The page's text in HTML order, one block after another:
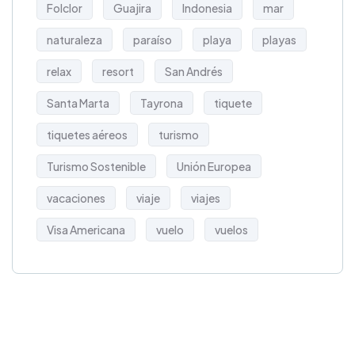
Folclor Guajira Indonesia mar
naturaleza paraíso playa playas
relax resort San Andrés
Santa Marta Tayrona tiquete
tiquetes aéreos turismo
Turismo Sostenible Unión Europea
vacaciones viaje viajes
Visa Americana vuelo vuelos